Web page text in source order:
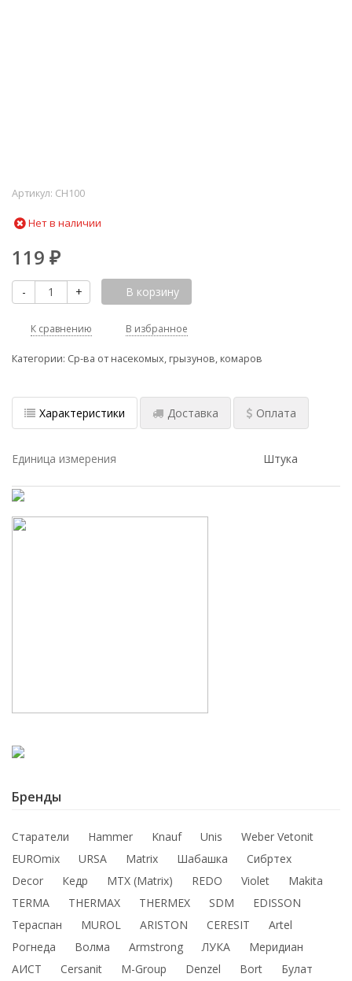
Артикул: СН100
Нет в наличии
119 ₽
- + В корзину
К сравнению В избранное
Категории: Ср-ва от насекомых, грызунов, комаров
Характеристики Доставка Оплата
Единица измерения Штука
Бренды
Старатели Hammer Knauf Unis
Weber Vetonit
EUROmix
URSA Matrix Шабашка
Сибртех
Decor
Кедр MTX (Matrix) REDO Violet
Makita
TERMA
THERMАX THERMEX SDM
EDISSON
Тераспан
MUROL ARISTON CERESIT
Artel
Рогнеда
Волма Armstrong ЛУКА
Меридиан
АИСТ
Cersanit M-Group Denzel Bort
Булат